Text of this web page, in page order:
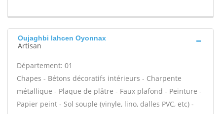
Oujaghbi lahcen Oyonnax
Artisan
Département: 01
Chapes - Bétons décoratifs intérieurs - Charpente
métallique - Plaque de plâtre - Faux plafond - Peinture -
Papier peint - Sol souple (vinyle, lino, dalles PVC, etc) -